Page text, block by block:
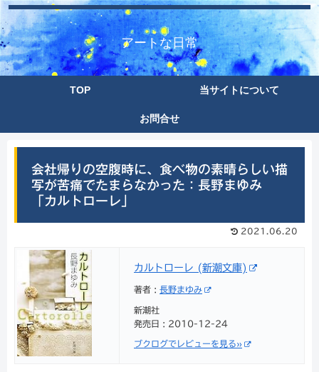
アートな日常
TOP 当サイトについて
お問合せ
会社帰りの空腹時に、食べ物の素晴らしい描
写が苦痛でたまらなかった：長野まゆみ
「カルトローレ」
2021.06.20
カルトローレ (新潮文庫)
著者 : 長野まゆみ
新潮社
発売日 : 2010-12-24
ブクログでレビューを見る»